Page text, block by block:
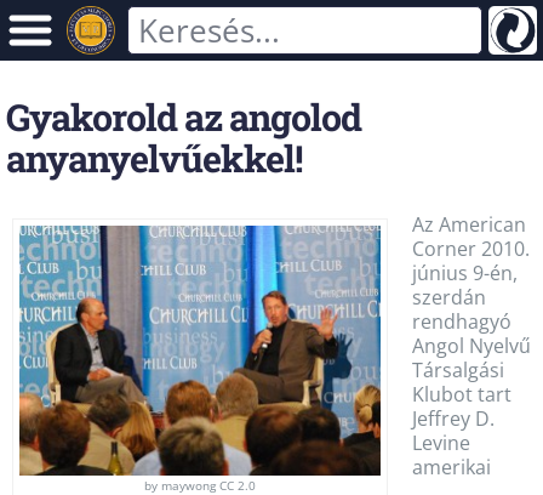
Gyakorold az angolod
anyanyelvűekkel!
by maywong CC 2.0
Az American
Corner 2010.
június 9-én,
szerdán
rendhagyó
Angol Nyelvű
Társalgási
Klubot tart
Jeffrey D.
Levine
amerikai